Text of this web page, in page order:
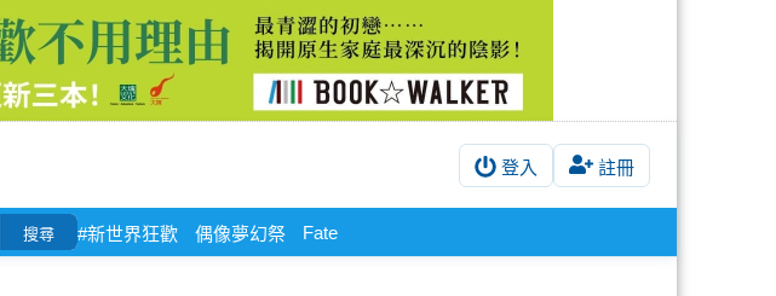
登入 註冊
搜尋 #新世界狂歡 偶像夢幻祭 Fate